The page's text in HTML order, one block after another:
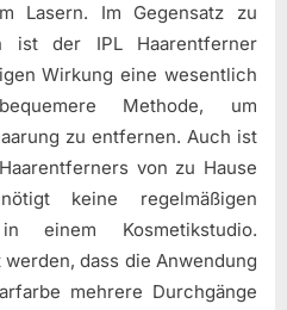
Lasern. Im Gegensatz zu
ist der IPL Haarentferner
Wirkung eine wesentlich
Methode, um
zu entfernen. Auch ist
von zu Hause
keine regelmäßigen
in einem Kosmetikstudio.
dass die Anwendung
mehrere Durchgänge